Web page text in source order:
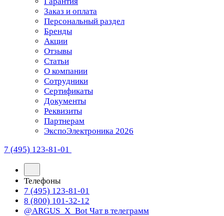
Заказ и оплата
Персональный раздел
Бренды
Акции
Отзывы
Статьи
О компании
Сотрудники
Сертификаты
Документы
Реквизиты
Партнерам
ЭкспоЭлектроника 2026
7 (495) 123-81-01
Телефоны
7 (495) 123-81-01
8 (800) 101-32-12
@ARGUS_X_Bot Чат в телеграмм